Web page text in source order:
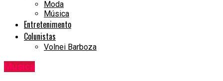
Moda
Música
Entretenimento
Colunistas
Volnei Barboza
Música